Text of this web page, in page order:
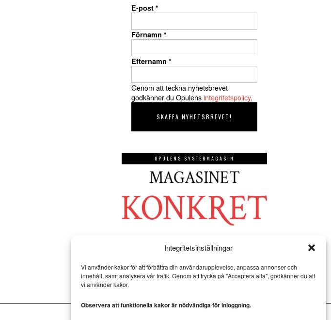
Integritetsinställningar
Vi använder kakor för att förbättra din användarupplevelse, anpassa annonser och
innehåll, samt analysera vår trafik. Genom att trycka på "Acceptera alla", godkänner du att
vi använder kakor.
Observera att funktionella kakor är nödvändiga för inloggning.
E-post *
Förnamn *
Efternamn *
Genom att teckna nyhetsbrevet
godkänner du Opulensintegritetspolicy.
OPULENS SYSTERMAGASIN